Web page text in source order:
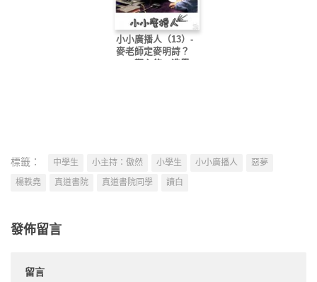
小小廣播人（13）-
麥老師定麥明詩？
——鄭心悠、冼學
標籤： 中學生 小主持：傲然 小學生 小小廣播人
惡夢
楊軼堯
真道書院 真道書院同學 讀白
發佈留言
留言